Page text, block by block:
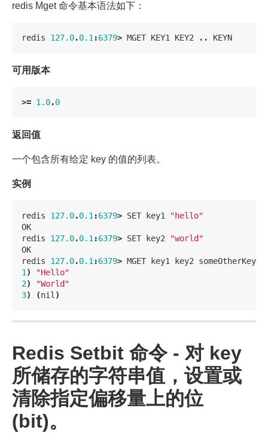
redis Mget 命令基本语法如下：
redis 127.0.0.1 :6379> MGET KEY1 KEY2 .. KEYN
可用版本
>= 1.0.0
返回值
一个包含所有给定 key 的值的列表。
实例
redis 127.0.0.1 :6379> SET key1
"hello"
OK
redis
127.0.0.1 :6379> SET key2
"world"
OK
redis
127.0.0.1 :6379> MGET key1 key2
someOtherKey
1 )
"Hello"
2)
"World"
3) (nil )
Redis Setbit 命令 - 对 key
所储存的字符串值，设置或
清除指定偏移量上的位
(bit)。